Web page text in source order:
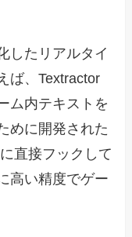
したリアルタイ
ば、Textractor
ム内テキストを
めに開発された
直接フックして
高い精度でゲー